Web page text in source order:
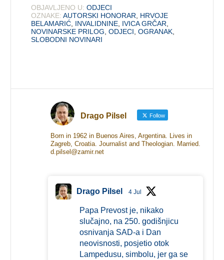
OBJAVLJENO U: ODJECI
OZNAKE: AUTORSKI HONORAR
HRVOJE
BELAMARIĆ INVALIDNINE IVICA GRČAR
NOVINARSKE PRILOG ,ODJECI ,OGRANAK
SLOBODNI NOVINARI
Drago Pilsel Follow
Born in 1962 in Buenos Aires, Argentina. Lives in
Zagreb, Croatia. Journalist and Theologian. Married.
d.pilsel@zamir.net
Drago Pilsel 4 Jul
Papa Prevost je, nikako
slučajno, na 250. godišnjicu
osnivanja SAD-a i Dan
neovisnosti, posjetio otok
Lampedusu, simbolu, jer ga se